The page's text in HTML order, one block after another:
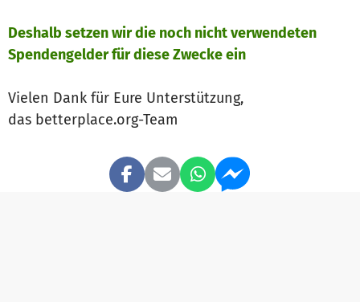
Deshalb setzen wir die noch nicht verwendeten
Spendengelder für diese Zwecke ein
Vielen Dank für Eure Unterstützung,
das betterplace.org-Team